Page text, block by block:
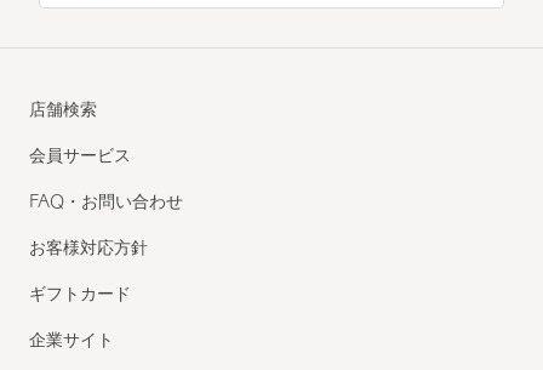
店舗検索
会員サービス
FAQ・お問い合わせ
お客様対応方針
ギフトカード
企業サイト